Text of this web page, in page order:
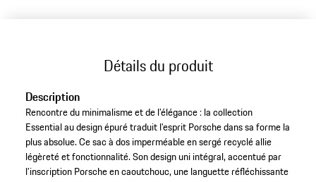
Détails du produit
Description
Rencontre du minimalisme et de l’élégance : la collection
Essential au design épuré traduit l’esprit Porsche dans sa forme la
plus absolue. Ce sac à dos imperméable en sergé recyclé allie
légèreté et fonctionnalité. Son design uni intégral, accentué par
l’inscription Porsche en caoutchouc, une languette réfléchissante